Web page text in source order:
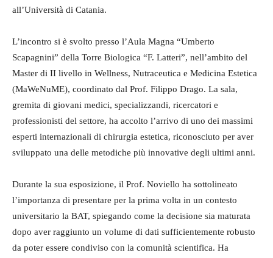
all’Università di Catania.
L’incontro si è svolto presso l’Aula Magna “Umberto
Scapagnini” della Torre Biologica “F. Latteri”, nell’ambito del
Master di II livello in Wellness, Nutraceutica e Medicina Estetica
(MaWeNuME), coordinato dal Prof. Filippo Drago. La sala,
gremita di giovani medici, specializzandi, ricercatori e
professionisti del settore, ha accolto l’arrivo di uno dei massimi
esperti internazionali di chirurgia estetica, riconosciuto per aver
sviluppato una delle metodiche più innovative degli ultimi anni.
Durante la sua esposizione, il Prof. Noviello ha sottolineato
l’importanza di presentare per la prima volta in un contesto
universitario la BAT, spiegando come la decisione sia maturata
dopo aver raggiunto un volume di dati sufficientemente robusto
da poter essere condiviso con la comunità scientifica. Ha